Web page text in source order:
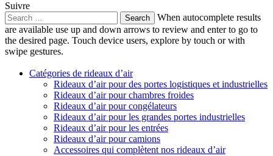
Suivre
Search
for:
When autocomplete results
are available use up and down arrows to review and enter to go to
the desired page. Touch device users, explore by touch or with
swipe gestures.
Catégories de rideaux d’air
Rideaux d’air pour des portes logistiques et industrielles
Rideaux d’air pour chambres froides
Rideaux d’air pour congélateurs
Rideaux d’air pour les grandes portes industrielles
Rideaux d’air pour les entrées
Rideaux d’air pour camions
Accessoires qui complètent nos rideaux d’air